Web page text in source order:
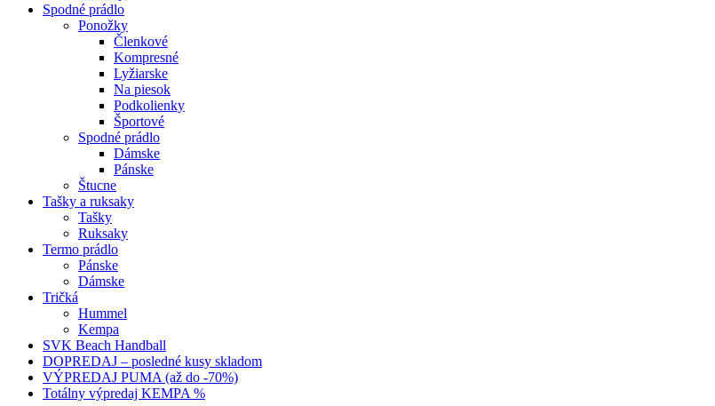
Spodné prádlo
Ponožky
Členkové
Kompresné
Lyžiarske
Na piesok
Podkolienky
Športové
Spodné prádlo
Dámske
Pánske
Štucne
Tašky a ruksaky
Tašky
Ruksaky
Termo prádlo
Pánske
Dámske
Tričká
Hummel
Kempa
SVK Beach Handball
DOPREDAJ – posledné kusy skladom
VÝPREDAJ PUMA (až do -70%)
Totálny výpredaj KEMPA %